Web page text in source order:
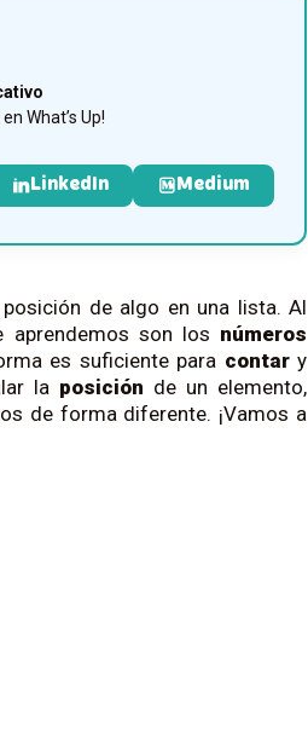
What’s Up!
LinkedIn Medium
de algo en una lista. Al
aprendemos son los números
es suficiente para contary
la posición de un elemento,
de forma diferente. ¡Vamos a